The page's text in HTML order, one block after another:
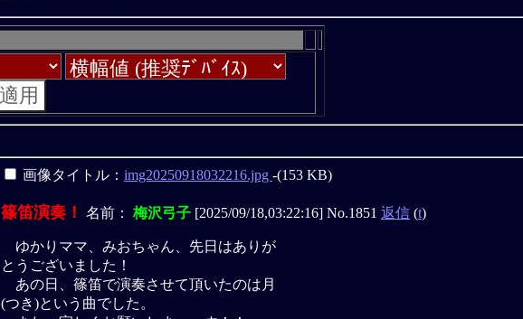
画像タイトル： img20250918032216.jpg -(153 KB)
篠笛演奏！ 名前： 梅沢弓子 [2025/09/18,03:22:16] No.1851 返信 (t)
ゆかりママ、みおちゃん、先日はありが
とうございました！
あの日、篠笛で演奏させて頂いたのは月
(つき)という曲でした。